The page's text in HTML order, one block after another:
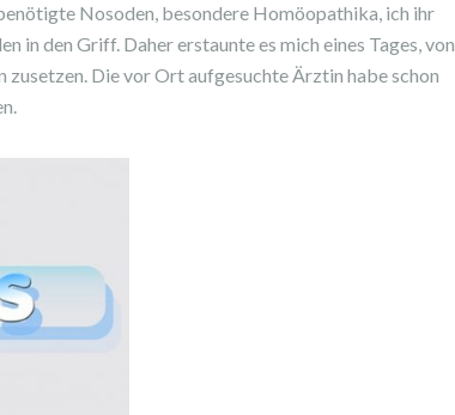
Nosoden, besondere Homöopathika, ich ihr
in den Griff. Daher erstaunte es mich eines Tages, von
Die vor Ort aufgesuchte Ärztin habe schon